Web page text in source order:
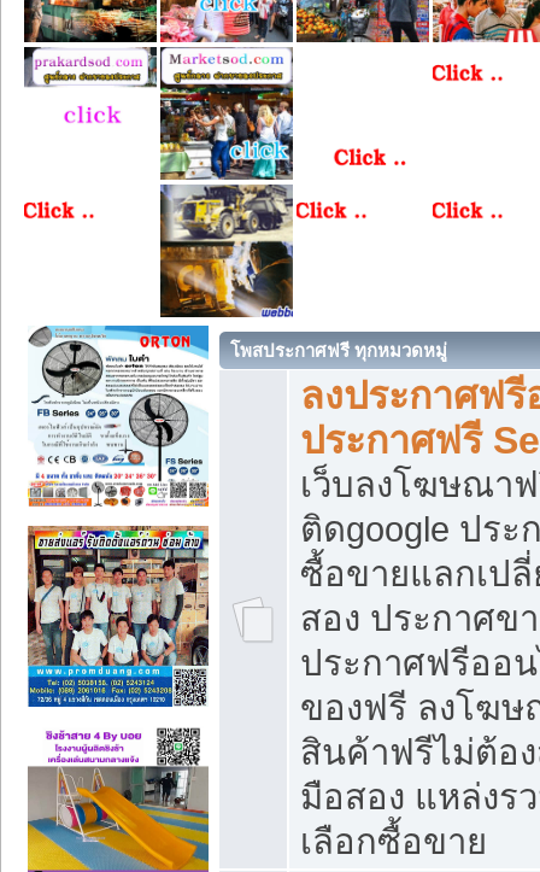
โพสประกาศฟรี ทุกหมวดหมู่
ลงประกาศฟ
ประกาศฟรี
เว็บลงโฆษณา
ติดgoogle ปร
ซื้อขายแลกเป
สอง ประกาศข
ประกาศฟรีออ
ของฟรี ลงโฆ
สินค้าฟรีไม่ต้อ
มือสอง แหล่งร
เลือกซื้อขาย